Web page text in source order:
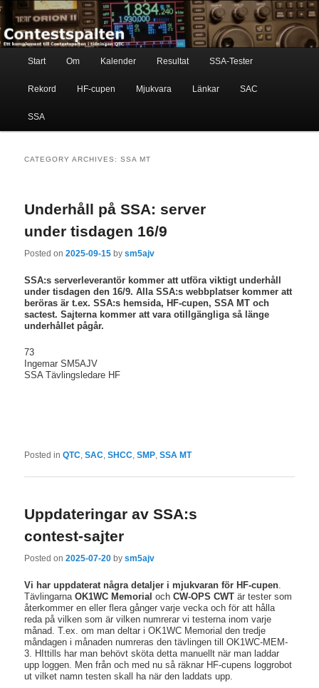
Skip
primary
content
Skip
secondary
content
Contestspalten
Ett komplement till contestspalten i tidningen QTC
Start Om Kalender Resultat SSA-Tester
Rekord HF-cupen Mjukvara Länkar SAC
SSA
CATEGORY ARCHIVES:SSA MT
Underhåll på SSA: server
under tisdagen 16/9
Posted on2025-09-15 bysm5ajv
SSA:s serverleverantör kommer att utföra viktigt underhåll
under tisdagen den 16/9. Alla SSA:s webbplatser kommer att
beröras är t.ex. SSA:s hemsida, HF-cupen, SSA MT och
sactest. Sajterna kommer att vara otillgängliga så länge
underhållet pågår.
73
Ingemar SM5AJV
SSA Tävlingsledare HF
Posted in QTC,SAC,SHCC,SMP,SSA MT
Uppdateringar av SSA:s
contest-sajter
Posted on2025-07-20 bysm5ajv
Vi har uppdaterat några detaljer i mjukvaran för HF-cupen
TävlingarnaOK1WC Memorial ochCW-OPS CWT är tester som
återkommer en eller flera gånger varje vecka och för att hålla
reda på vilken som är vilken numrerar vi testerna inom varje
månad. T.ex. om man deltar i OK1WC Memorial den tredje
måndagen i månaden numreras den tävlingen till OK1WC-MEM-
3. HIttills har man behövt sköta detta manuellt när man laddar
upp loggen. Men från och med nu så räknar HF-cupens loggrobot
ut vilket namn testen skall ha när den laddats upp.